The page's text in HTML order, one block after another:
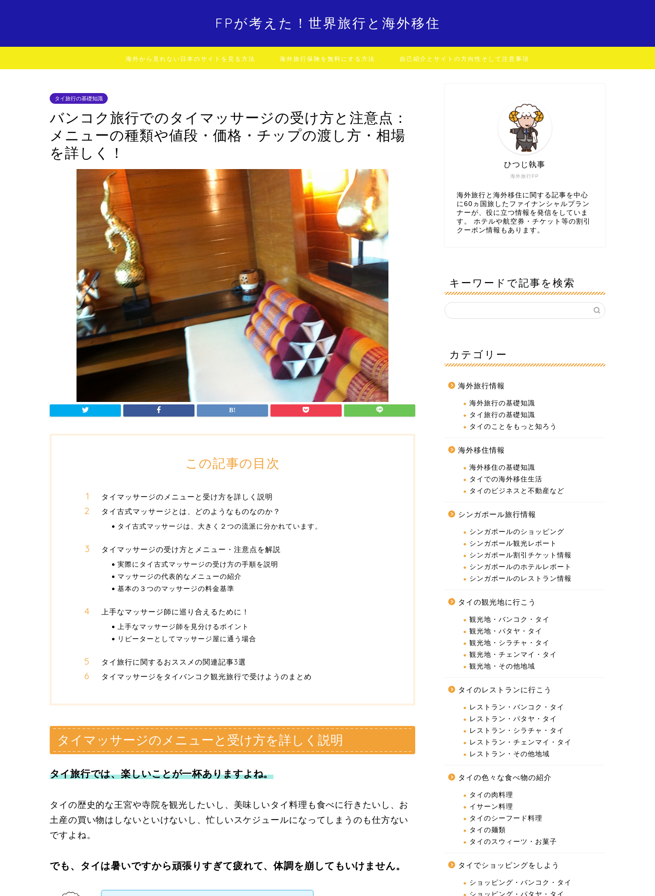
FPが考えた！世界旅行と海外移住
海外から見れない日本のサイトを見る方法 海外旅行保険を無料にする方法 自己紹介とサイトの方向性そして注意事項
タイ旅行の基礎知識
バンコク旅行でのタイマッサージの受け方と注意点：
メニューの種類や値段・価格・チップの渡し方・相場
を詳しく！
この記事の目次
タイマッサージのメニューと受け方を詳しく説明
タイ古式マッサージとは、どのようなものなのか？
タイ古式マッサージは、大きく２つの流派に分かれています。
タイマッサージの受け方とメニュー・注意点を解説
実際にタイ古式マッサージの受け方の手順を説明
マッサージの代表的なメニューの紹介
基本の３つのマッサージの料金基準
上手なマッサージ師に巡り合えるために！
上手なマッサージ師を見分けるポイント
リピーターとしてマッサージ屋に通う場合
タイ旅行に関するおススメの関連記事3選
タイマッサージをタイバンコク観光旅行で受けようのまとめ
タイマッサージのメニューと受け方を詳しく説明
タイ旅行では、楽しいことが一杯ありますよね。
タイの歴史的な王宮や寺院を観光したいし、美味しいタイ料理も食べに行きたいし、お
土産の買い物はしないといけないし、忙しいスケジュールになってしまうのも仕方ない
ですよね。
でも、タイは暑いですから頑張りすぎて疲れて、体調を崩してもいけません。
海外旅行FP
ひつじ執事
海外旅行と海外移住に関する記事を中心
に60ヵ国旅したファイナンシャルプラン
ナーが、役に立つ情報を発信をしていま
す。 ホテルや航空券・チケット等の割引
クーポン情報もあります。
キーワードで記事を検索
カテゴリー
海外旅行情報
海外旅行の基礎知識
タイ旅行の基礎知識
タイのことをもっと知ろう
海外移住情報
海外移住の基礎知識
タイでの海外移住生活
タイのビジネスと不動産など
シンガポール旅行情報
シンガポールのショッピング
シンガポール観光レポート
シンガポール割引チケット情報
シンガポールのホテルレポート
シンガポールのレストラン情報
タイの観光地に行こう
観光地・バンコク・タイ
観光地・パタヤ・タイ
観光地・シラチャ・タイ
観光地・チェンマイ・タイ
観光地・その他地域
タイのレストランに行こう
レストラン・バンコク・タイ
レストラン・パタヤ・タイ
レストラン・シラチャ・タイ
レストラン・チェンマイ・タイ
レストラン・その他地域
タイの色々な食べ物の紹介
タイの肉料理
イサーン料理
タイのシーフード料理
タイの麺類
タイのスウィーツ・お菓子
タイでショッピングをしよう
ショッピング・バンコク・タイ
ショッピング・パタヤ・タイ